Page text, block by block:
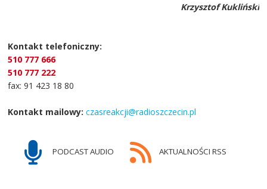
Krzysztof Kukliński
Kontakt telefoniczny:
510 777 666
510 777 222
fax: 91 423 18 80
Kontakt mailowy: czasreakcji@radioszczecin.pl
PODCAST AUDIO AKTUALNOŚCI RSS